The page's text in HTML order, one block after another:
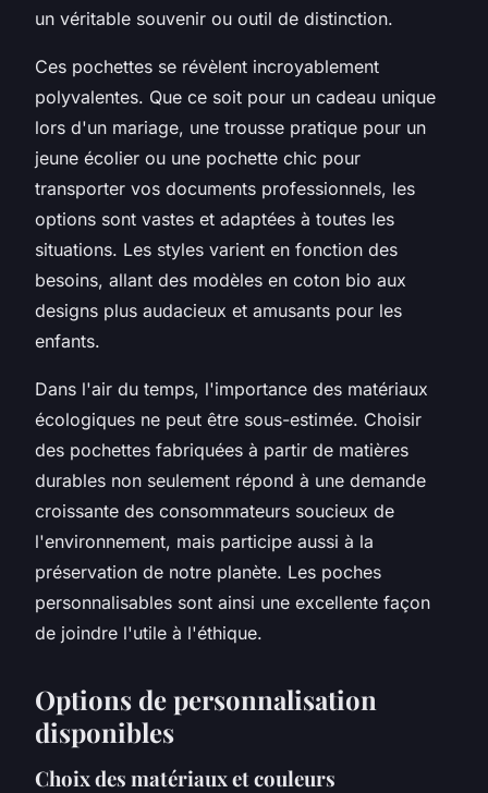
un véritable souvenir ou outil de distinction.
Ces pochettes se révèlent incroyablement
polyvalentes. Que ce soit pour un cadeau unique
lors d'un mariage, une trousse pratique pour un
jeune écolier ou une pochette chic pour
transporter vos documents professionnels, les
options sont vastes et adaptées à toutes les
situations. Les styles varient en fonction des
besoins, allant des modèles en coton bio aux
designs plus audacieux et amusants pour les
enfants.
Dans l'air du temps, l'importance des matériaux
écologiques ne peut être sous-estimée. Choisir
des pochettes fabriquées à partir de matières
durables non seulement répond à une demande
croissante des consommateurs soucieux de
l'environnement, mais participe aussi à la
préservation de notre planète. Les poches
personnalisables sont ainsi une excellente façon
de joindre l'utile à l'éthique.
Options de personnalisation
disponibles
Choix des matériaux et couleurs